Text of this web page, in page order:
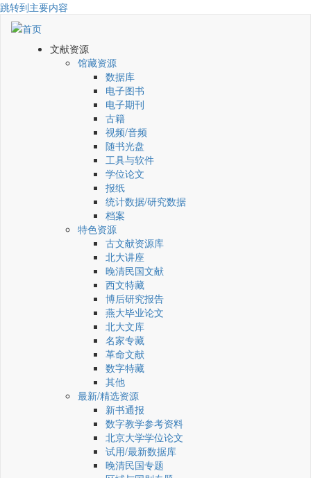
跳转到主要内容
文献资源
馆藏资源
数据库
电子图书
电子期刊
古籍
视频/音频
随书光盘
工具与软件
学位论文
报纸
统计数据/研究数据
档案
特色资源
古文献资源库
北大讲座
晚清民国文献
西文特藏
博后研究报告
燕大毕业论文
北大文库
名家专藏
革命文献
数字特藏
其他
最新/精选资源
新书通报
数字教学参考资料
北京大学学位论文
试用/最新数据库
晚清民国专题